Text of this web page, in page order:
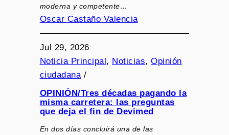
moderna y competente…
Oscar Castaño Valencia
Jul 29, 2026
Noticia Principal, Noticias, Opinión
ciudadana /
OPINIÓN/Tres décadas pagando la
misma carretera: las preguntas
que deja el fin de Devimed
En dos días concluirá una de las